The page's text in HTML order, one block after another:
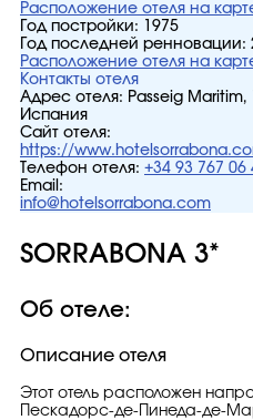
Расположение отеля на
Год постройки:
1975
Год последней ренновации:
Расположение отеля на
Контакты отеля
Адрес отеля: Passeig
Испания
Сайт отеля:
https://
Телефон отеля: +34 93 767 06
Email:
info@hotelsorrabona.com
SORRABONA 3*
Об отеле:
Описание отеля
Этот отель расположен
Пескадорс-де-Пинеда-де-